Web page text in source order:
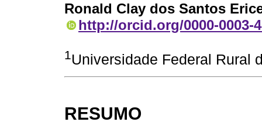
Ronald Clay dos Santos
http://orcid.org/0000-0003-
1Universidade Federal Rural
RESUMO